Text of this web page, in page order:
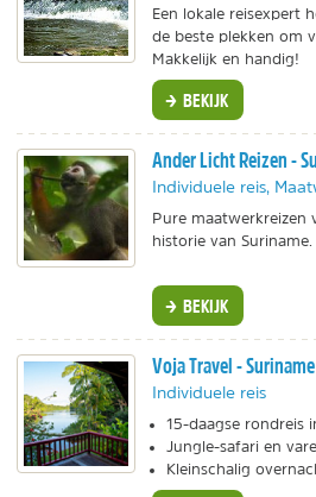
Een lokale reisexpert
de beste plekken om
Makkelijk en handig!
BEKIJK
Ander Licht Reizen -
Individuele reis,
Pure maatwerkreizen
historie van Suriname.
BEKIJK
Voja Travel - Suriname
Individuele reis
15-daagse rondreis
Jungle-safari en
Kleinschalig